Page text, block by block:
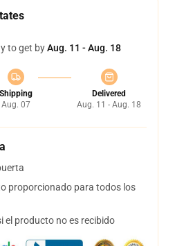
to get byAug. 11 - Aug. 18
Shipping
Aug. 07
Delivered
Aug. 11 - Aug. 18
proporcionado para todos los
el producto no es recibido